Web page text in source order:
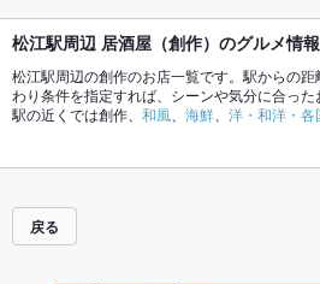
松江駅周辺 居酒屋（創作）のグルメ情報
松江駅周辺の創作のお店一覧です。駅からの
わり条件を指定すれば、シーンや気分に合っ
駅の近くでは創作、 和風 海鮮 洋・和洋・
ーや季節のおすすめ料理など、お店の最新情
時間使える簡単便利なネット予約が使えるお
パーグルメをご利用ください。
戻る